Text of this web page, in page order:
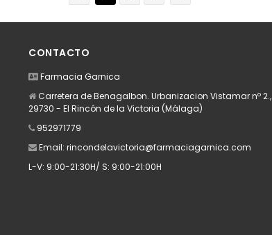
CONTACTO
Farmacia Garnica
Carretera de Benagalbon. Urbanizacion Vistamar nº 2.,
29730 - El Rincón de la Victoria (Málaga)
952971779
Email: rincondelavictoria@farmaciagarnica.com
L-V: 9:00-21:30H/ S: 9:00-21:00H